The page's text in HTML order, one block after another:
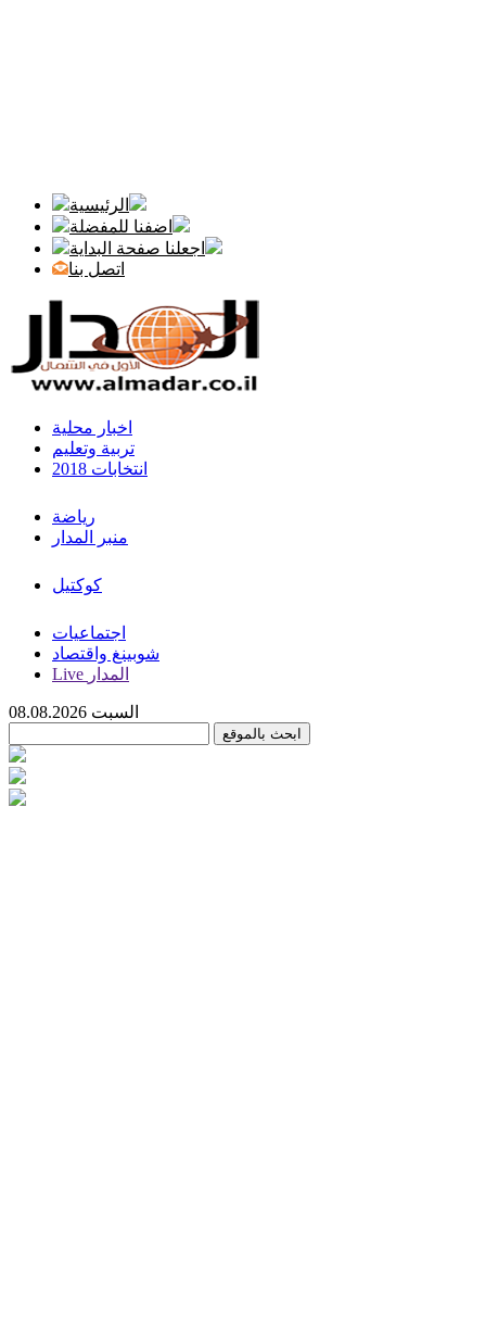
الرئيسية
اضفنا للمفضلة
اجعلنا صفحة البداية
اتصل بنا
اخبار محلية
تربية وتعليم
انتخابات 2018
رياضة
منبر المدار
كوكتيل
اجتماعيات
شوبينغ واقتصاد
Live المدار